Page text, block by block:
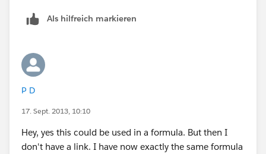
Als hilfreich markieren
P D
17. Sept. 2013, 10:10
Hey, yes this could be used in a formula. But then I
don't have a link. I have now exactly the same formula